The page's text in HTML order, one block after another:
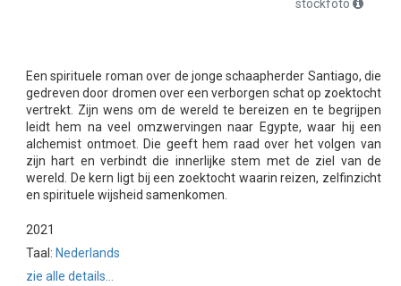
stockfoto
Een spirituele roman over de jonge schaapherder Santiago, die
gedreven door dromen over een verborgen schat op zoektocht
vertrekt. Zijn wens om de wereld te bereizen en te begrijpen
leidt hem na veel omzwervingen naar Egypte, waar hij een
alchemist ontmoet. Die geeft hem raad over het volgen van
zijn hart en verbindt die innerlijke stem met de ziel van de
wereld. De kern ligt bij een zoektocht waarin reizen, zelfinzicht
en spirituele wijsheid samenkomen.
2021
Taal: Nederlands
zie alle details...